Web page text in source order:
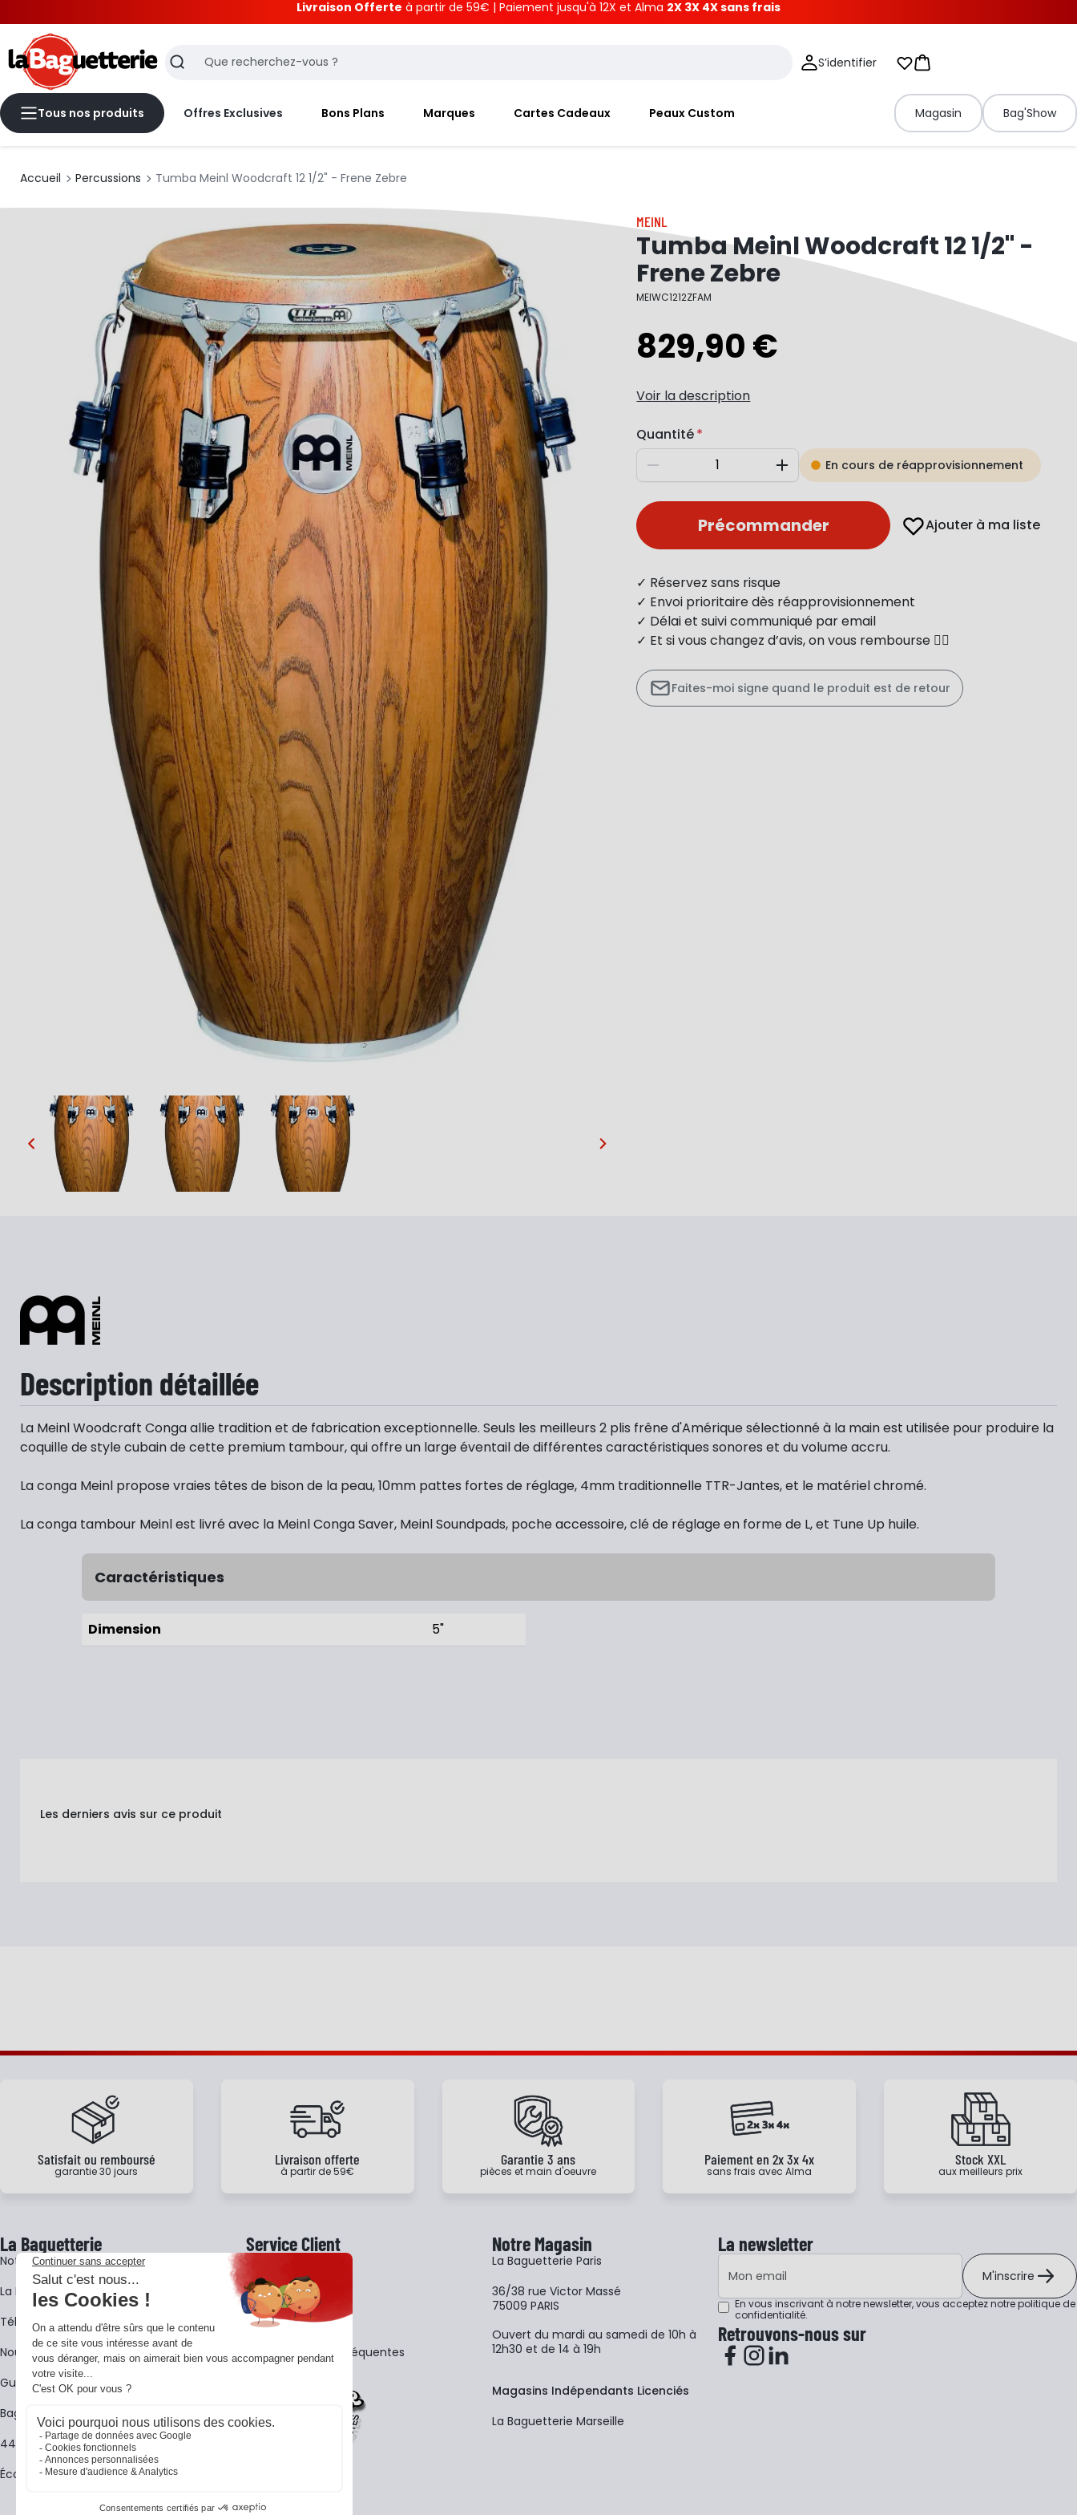
Livraison Offerte à partir de 59€ | Paiement jusqu'à 12X et Alma 2X 3X 4X sans frais
Recherche S’identifier Mes listes d'envies
Panier
Tous nos produits Offres Exclusives Bons Plans Marques Cartes Cadeaux Peaux Custom Magasin Bag'Show
Accueil Percussions Tumba Meinl Woodcraft 12 1/2" - Frene Zebre
… …
MEINL
Tumba Meinl Woodcraft 12 1/2" -
Frene Zebre
MEIWC1212ZFAM
829,90 €
Voir la description
Quantité
Diminuer AugmenterEn cours de réapprovisionnement
Précommander Ajouter à ma liste
✓ Réservez sans risque
✓ Envoi prioritaire dès réapprovisionnement
✓ Délai et suivi communiqué par email
✓ Et si vous changez d’avis, on vous rembourse 👍🏻
Faites-moi signe quand le produit est de retour
Description détaillée
La Meinl Woodcraft Conga allie tradition et de fabrication exceptionnelle. Seuls les meilleurs 2 plis frêne d'Amérique sélectionné à la main est utilisée pour produire la
coquille de style cubain de cette premium tambour, qui offre un large éventail de différentes caractéristiques sonores et du volume accru.
La conga Meinl propose vraies têtes de bison de la peau, 10mm pattes fortes de réglage, 4mm traditionnelle TTR-Jantes, et le matériel chromé.
La conga tambour Meinl est livré avec la Meinl Conga Saver, Meinl Soundpads, poche accessoire, clé de réglage en forme de L, et Tune Up huile.
Caractéristiques
Dimension 5"
Les derniers avis sur ce produit
Satisfait ou remboursé
garantie 30 jours
Livraison offerte
à partir de 59€
Garantie 3 ans
pièces et main d'oeuvre
Paiement en 2x 3x 4x
sans frais avec Alma
Stock XXL
aux meilleurs prix
La Baguetterie
Notre histoire
La BagShow
​Télécharger le catalogue
Nous contacter
Guides La Baguetterie
Baguetterie Shop Online
44 ans de rencontres
Écoles
Service Client
Garantie 3 ans
CGV
FAQ - Questions Fréquentes
Notre Magasin
La Baguetterie Paris
36/38 rue Victor Massé
75009 PARIS
Ouvert du mardi au samedi de 10h à
12h30 et de 14 à 19h
Magasins Indépendants Licenciés
La Baguetterie Marseille
La newsletter
Adresse e-mail
M'inscrire
En vous inscrivant à notre newsletter, vous acceptez notrepolitique de
confidentialité.
Retrouvons-nous sur